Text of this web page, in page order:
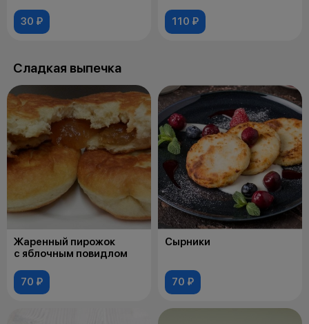
30 ₽ 110 ₽
Сладкая выпечка
Жаренный пирожок
с яблочным повидлом
70 ₽
Сырники
70 ₽